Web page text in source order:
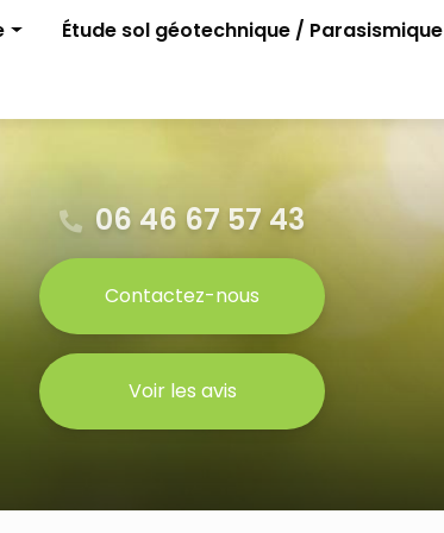
Étude sol géotechnique / Parasismique
G2 avant projet
Étude G0
06 46 67 57 43
Contactez-nous
Voir les avis